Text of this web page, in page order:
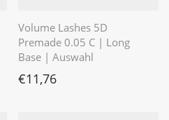
Volume Lashes 5D
Premade 0.05 C | Long
Base | Auswahl
€11,76